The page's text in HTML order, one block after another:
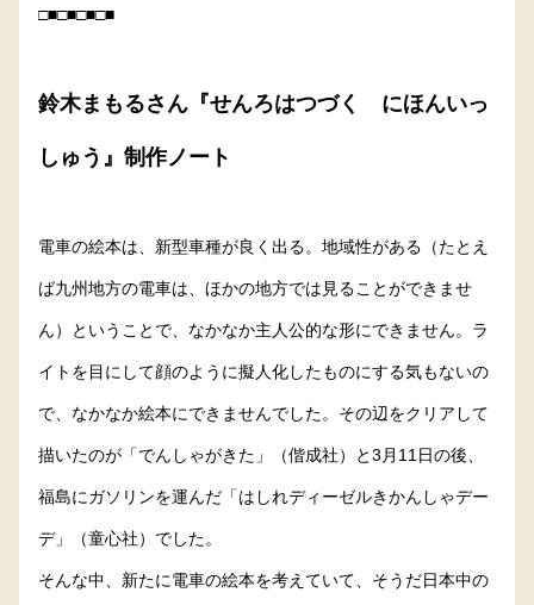
□■□■□■□■
鈴木まもるさん『せんろはつづく にほんいっ
しゅう』制作ノート
電車の絵本は、新型車種が良く出る。地域性がある（たとえ
ば九州地方の電車は、ほかの地方では見ることができませ
ん）ということで、なかなか主人公的な形にできません。ラ
イトを目にして顔のように擬人化したものにする気もないの
で、なかなか絵本にできませんでした。その辺をクリアして
描いたのが「でんしゃがきた」（偕成社）と3月11日の後、
福島にガソリンを運んだ「はしれディーゼルきかんしゃデー
デ」（童心社）でした。
そんな中、新たに電車の絵本を考えていて、そうだ日本中の